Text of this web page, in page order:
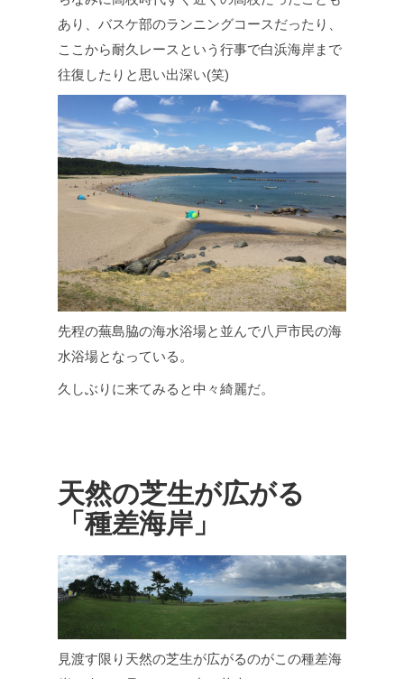
あり、バスケ部のランニングコースだったり、
ここから耐久レースという行事で白浜海岸まで
往復したりと思い出深い(笑)
先程の蕪島脇の海水浴場と並んで八戸市民の海
水浴場となっている。
久しぶりに来てみると中々綺麗だ。
天然の芝生が広がる
「種差海岸」
見渡す限り天然の芝生が広がるのがこの種差海